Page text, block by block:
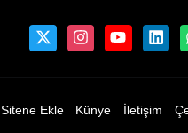
Sitene Ekle Künye İletişim